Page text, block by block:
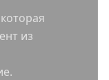
из